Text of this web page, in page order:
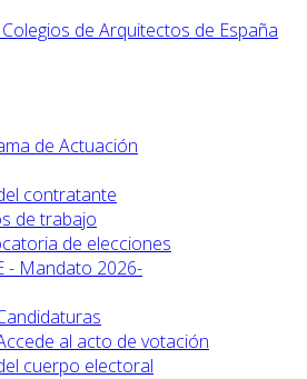
de Actuación
contratante
de trabajo
de elecciones
- Mandato 2026-
al acto de votación
cuerpo electoral